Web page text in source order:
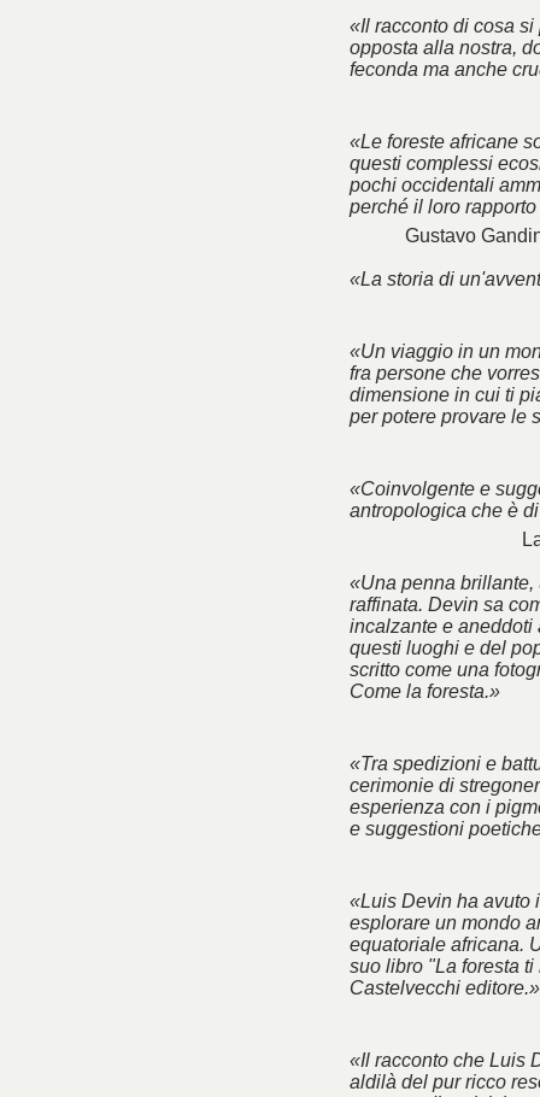
«Il racconto di cosa
opposta alla nostra,
feconda ma anche
«Le foreste africane
questi complessi
pochi occidentali
perché il loro
Gustavo
«La storia di
«Un viaggio in un
fra persone che
dimensione in cui ti
per potere provare le
«Coinvolgente e
antropologica che è
«Una penna brillante,
raffinata. Devin sa
incalzante e aneddoti
questi luoghi e del
scritto come una
Come la foresta.»
«Tra spedizioni e
cerimonie di
esperienza con i
e suggestioni
«Luis Devin ha avuto
esplorare un mondo
equatoriale africana.
suo libro "La foresta
Castelvecchi editore.»
«Il racconto che Luis
aldilà del pur ricco